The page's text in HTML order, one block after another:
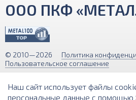
ООО ПКФ
© 2010—2026
Политика
Пользовательское соглашение
на этом интернет-сайте носит
характер и ни при каких условиях не
Наш сайт использует файлы
персональные данные с помощью